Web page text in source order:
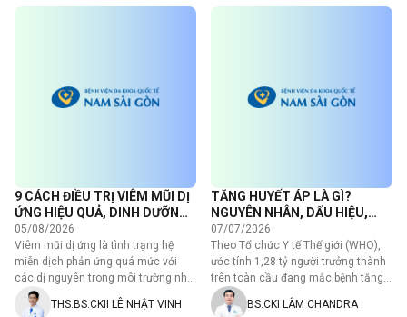
9 CÁCH ĐIỀU TRỊ VIÊM MŨI DỊ
ỨNG HIỆU QUẢ, DINH DƯỠNG
HỖ TRỢ GIẢM TRIỆU CHỨNG
05/08/2026
Viêm mũi dị ứng là tình trạng hệ
miễn dịch phản ứng quá mức với
các dị nguyên trong môi trường như
phấn hoa, bụi…
THS.BS.CKII LÊ NHẬT VINH
TĂNG HUYẾT ÁP LÀ GÌ?
NGUYÊN NHÂN, DẤU HIỆU,
BIẾN CHỨNG VÀ ĐIỀU TRỊ
07/07/2026
Theo Tổ chức Y tế Thế giới (WHO),
ước tính 1,28 tỷ người trưởng thành
trên toàn cầu đang mắc bệnh tăng
huyết áp, trong…
BS.CKI LÂM CHANDRA